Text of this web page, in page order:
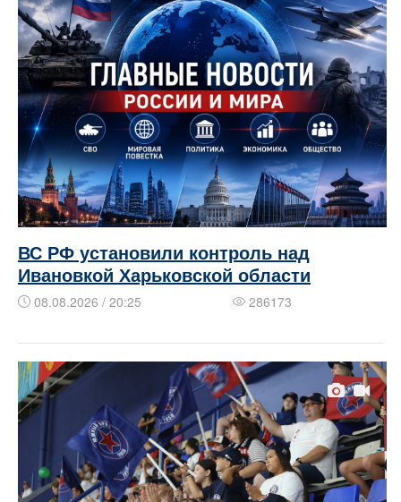
ВС РФ установили контроль над
Ивановкой Харьковской области
08.08.2026 / 20:25 286173